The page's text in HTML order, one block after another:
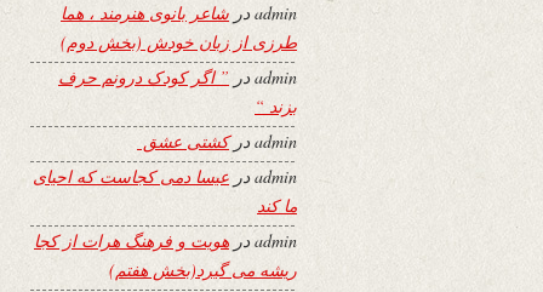
adminدر شاعر بانوی هنرمند ، هما
طرزی از زبان خودش (بخش دوم)
adminدر ” اگر کودک درونم حرف
بزند “
adminدرکشتی عشق
adminدر عیسا دمی کجاست که احیای
ما کند
adminدر هویت و فرهنگ هرات از کجا
ریشه می گیرد(بخش هفتم)